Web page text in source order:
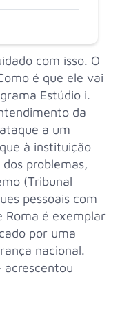
com isso. O
é que ele vai
Estúdio i.
da
a um
à instituição
problemas,
(Tribunal
pessoais com
Roma é exemplar
por uma
nacional.
acrescentou